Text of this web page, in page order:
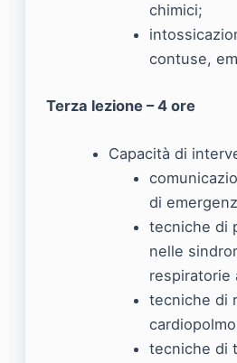
chimici;
contuse,
Terza lezione – 4 ore
Capacità di
di
tecniche di
nelle
respiratorie
tecniche di
tecniche di